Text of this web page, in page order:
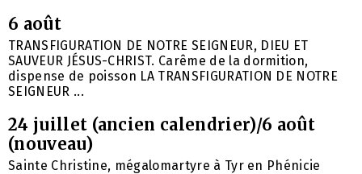
6 août
TRANSFIGURATION DE NOTRE SEIGNEUR, DIEU ET
SAUVEUR JÉSUS-CHRIST. Carême de la dormition,
dispense de poisson LA TRANSFIGURATION DE NOTRE
SEIGNEUR ...
24 juillet (ancien calendrier)/6 août
(nouveau)
Sainte Christine, mégalomartyre à Tyr en Phénicie